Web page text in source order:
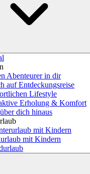
Abenteurer in dir
auf Entdeckungsreise
Lifestyle
Erholung & Komfort
dich hinaus
mit Kindern
mit Kindern